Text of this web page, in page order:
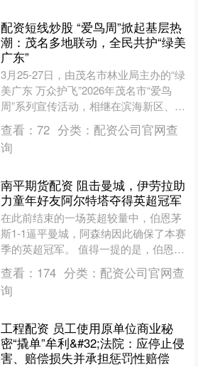
配资短线炒股 “爱鸟周”掀起基层热
潮：茂名多地联动，全民共护“绿美
广东”
3月25-27日，由茂名市林业局主办的“绿
美广东 万众护飞”2026年茂名市“爱鸟
周”系列宣传活动，相继在滨海新区、茂
南区、化州市、高州市和信宜市等地开
展。活动....
查看： 72 分类： 配资公司官网查
询
南平期货配资 阻击曼城，伊劳拉助
力童年好友阿尔特塔夺得英超冠军
在此前结束的一场英超较量中，伯恩茅
斯1-1逼平曼城，阿森纳因此确保了本赛
季的英超冠军。 值得一提的是，伯恩茅
斯主帅安多尼-和阿森纳主帅阿尔特塔都
出道于安提果科青....
查看： 174 分类： 配资公司官网查
询
工程配资 员工使用原单位商业秘
密“撬单”牟利&#32;法院：应停止侵
害、赔偿损失并承担惩罚性赔偿